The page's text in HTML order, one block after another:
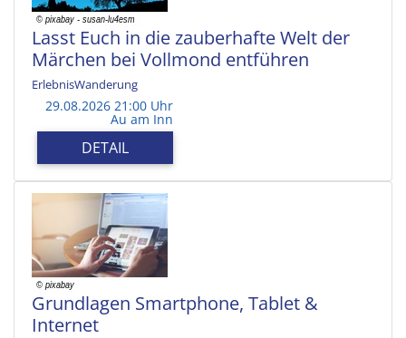
Lasst Euch in die zauberhafte Welt der
Märchen bei Vollmond entführen
ErlebnisWanderung
29.08.2026 21:00 Uhr
Au am Inn
DETAIL
Grundlagen Smartphone, Tablet &
Internet